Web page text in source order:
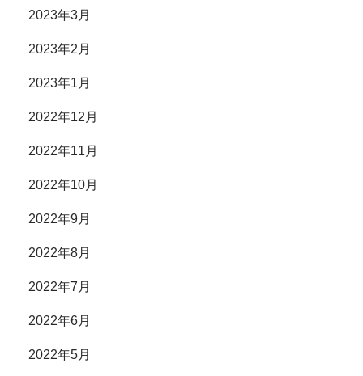
2023年3月
2023年2月
2023年1月
2022年12月
2022年11月
2022年10月
2022年9月
2022年8月
2022年7月
2022年6月
2022年5月